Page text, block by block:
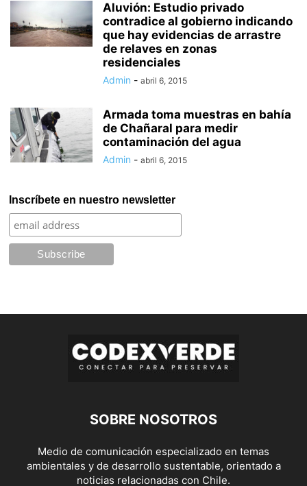
Aluvión: Estudio privado
contradice al gobierno indicando
que hay evidencias de arrastre
de relaves en zonas
residenciales
Admin - abril 6, 2015
Armada toma muestras en bahía
de Chañaral para medir
contaminación del agua
Admin - abril 6, 2015
Inscríbete en nuestro newsletter
SOBRE NOSOTROS
Medio de comunicación especializado en temas
ambientales y de desarrollo sustentable, orientado a
noticias relacionadas con Chile.